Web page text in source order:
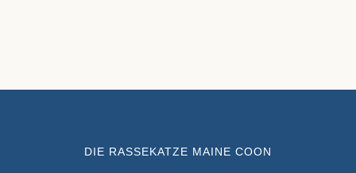
DIE RASSEKATZE MAINE COON